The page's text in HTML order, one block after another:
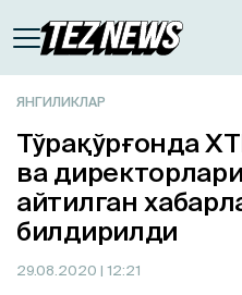
ЯНГИЛИКЛАР
Тўрақўрғонда
ва
айтилган
билдирилди
29.08.2020 | 12:21